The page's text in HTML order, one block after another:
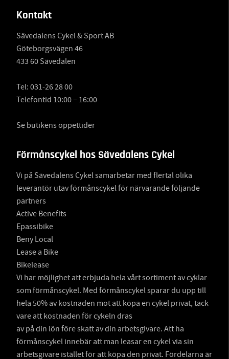
Kontakt
Sävedalens Cykel & Sport AB
Göteborgsvägen 46
433 60 Sävedalen
Tel: 031-26 28 00
Telefontid 10:00 – 16:00
Se butikens öppettider
Förmånscykel hos Sävedalens Cykel
Vi på Sävedalens Cykel samarbetar med flertal olika
leverantör utav förmånscykel för närvarande följande
partners
Active Benefits
Epassibike
Beny Local
Lease a Bike
Bikelease
Vi har möjlighet att erbjuda hela vårt sortiment av cyklar
som förmånscykel. Med förmånscykel sparar du upp till
hela 50% av kostnaden mot att köpa en cykel privat, tack
vare att kostnaden för cykeln dras
av på din lön före skatt av din arbetsgivare. Att ha
förmånscykel innebär att man leasar en cykel via sin
arbetsgivare istället för att köpa den privat. Fördelarna är